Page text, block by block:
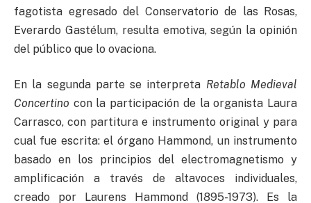
fagotista egresado del Conservatorio de las Rosas,
Everardo Gastélum, resulta emotiva, según la opinión
del público que lo ovaciona.
En la segunda parte se interpreta Retablo Medieval
Concertino con la participación de la organista Laura
Carrasco, con partitura e instrumento original y para
cual fue escrita: el órgano Hammond, un instrumento
basado en los principios del electromagnetismo y
amplificación a través de altavoces individuales,
creado por Laurens Hammond (1895-1973). Es la